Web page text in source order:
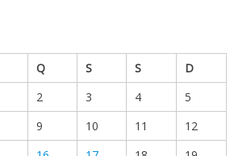
Q S S
D
2 3 4
5
9 10 11
12